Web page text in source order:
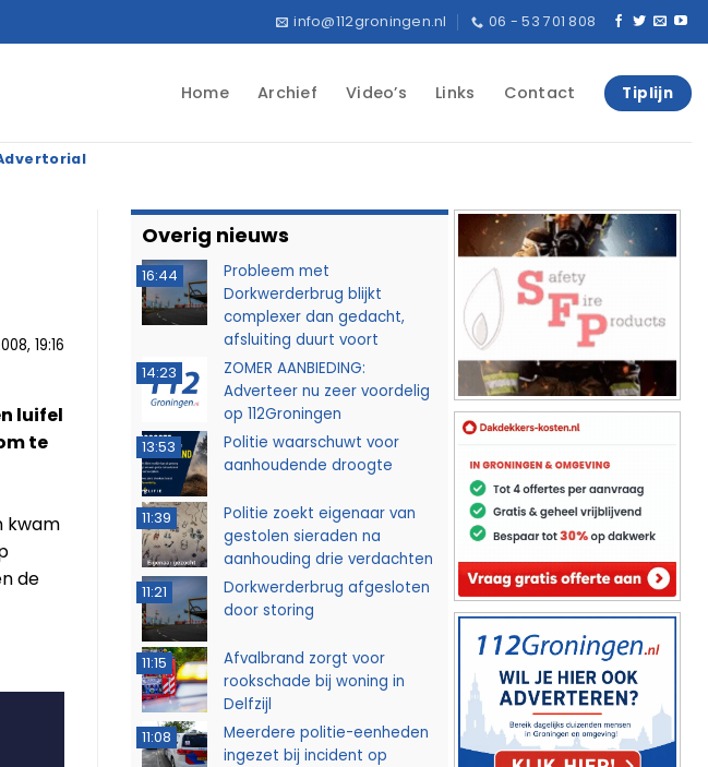
info@112groningen.nl 06 - 53 701 808
Home Archief Video’s Links Contact Tiplijn
19:16
luifel
te
kwam
de
Overig nieuws
16:44
Probleem met
Dorkwerderbrug blijkt
complexer dan gedacht,
afsluiting duurt voort
14:23
ZOMER AANBIEDING:
Adverteer nu zeer voordelig
op 112Groningen
13:53
Politie waarschuwt voor
aanhoudende droogte
11:39
Politie zoekt eigenaar van
gestolen sieraden na
aanhouding drie verdachten
11:21
Dorkwerderbrug afgesloten
door storing
11:15
Afvalbrand zorgt voor
rookschade bij woning in
Delfzijl
11:08
Meerdere politie-eenheden
ingezet bij incident op